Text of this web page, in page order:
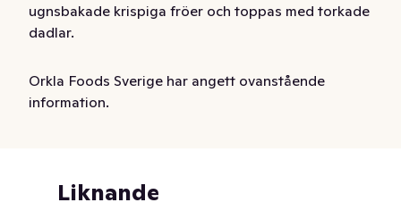
ugnsbakade krispiga fröer och toppas med torkade
dadlar.
Paulúns Nötsmörsbakad Soft Müsli är en helt ny typ av
müsli med en lyxig blandning av nötsmörsbakade
rik nötsmak och skapar en helt ny typ av
müsliupplevelse.
Orkla Foods Sverige har angett ovanstående
information.
Liknande